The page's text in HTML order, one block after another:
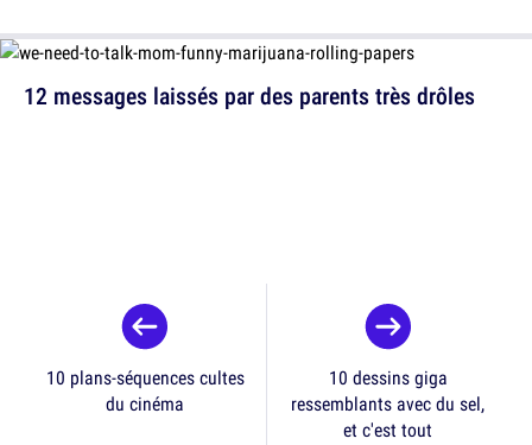
12 messages laissés par des parents très drôles
10 plans-séquences cultes
du cinéma
10 dessins giga
ressemblants avec du sel,
et c'est tout